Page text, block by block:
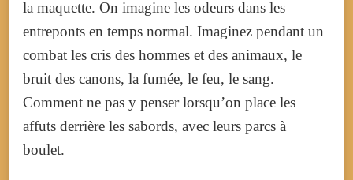
la maquette. On imagine les odeurs dans les
entreponts en temps normal. Imaginez pendant un
combat les cris des hommes et des animaux, le
bruit des canons, la fumée, le feu, le sang.
Comment ne pas y penser lorsqu’on place les
affuts derrière les sabords, avec leurs parcs à
boulet.